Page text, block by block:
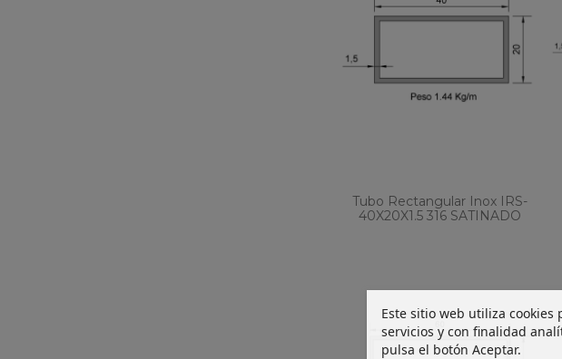
Tubo Rectangular Inox IRS-
40X20X1.5 316 SATINADO
Este sitio web utiliza
servicios y con finalidad
pulsa el botón Aceptar.